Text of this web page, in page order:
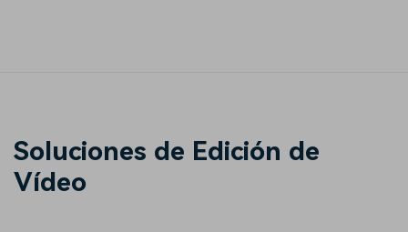
Soluciones de Edición de
Vídeo